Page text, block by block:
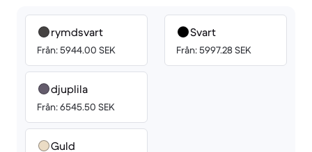
rymdsvart
Från: 5944.00 SEK
djuplila
Från: 6545.50 SEK
Guld
Svart
Från: 5997.28 SEK